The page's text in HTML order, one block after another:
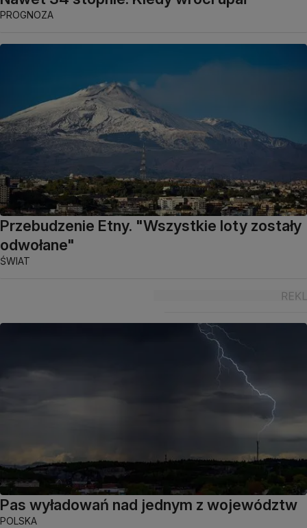
PROGNOZA
Przebudzenie Etny. "Wszystkie loty zostały
odwołane"
ŚWIAT
Pas wyładowań nad jednym z województw
POLSKA